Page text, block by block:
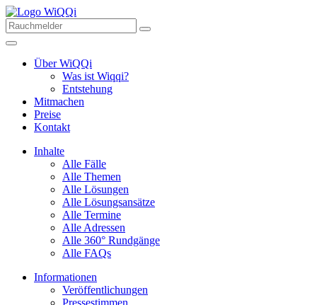
Über WiQQi
Was ist Wiqqi?
Entstehung
Mitmachen
Preise
Kontakt
Inhalte
Alle Fälle
Alle Themen
Alle Lösungen
Alle Lösungsansätze
Alle Termine
Alle Adressen
Alle 360° Rundgänge
Alle FAQs
Informationen
Veröffentlichungen
Pressestimmen